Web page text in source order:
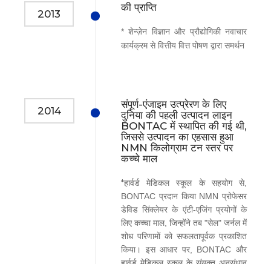
2013
की प्राप्ति
* शेन्ज़ेन विज्ञान और प्रौद्योगिकी नवाचार
कार्यक्रम से वित्तीय वित्त पोषण द्वारा समर्थन
2014
संपूर्ण-एंजाइम उत्प्रेरण के लिए
दुनिया की पहली उत्पादन लाइन
BONTAC में स्थापित की गई थी,
जिससे उत्पादन का एहसास हुआ
NMN किलोग्राम टन स्तर पर
कच्चे माल
​​​​​​*हार्वर्ड मेडिकल स्कूल के सहयोग से,
BONTAC प्रदान किया NMN प्रोफेसर
डेविड सिंक्लेयर के एंटी-एजिंग प्रयोगों के
लिए कच्चा माल, जिन्होंने तब "सेल" जर्नल में
शोध परिणामों को सफलतापूर्वक प्रकाशित
किया। इस आधार पर, BONTAC और